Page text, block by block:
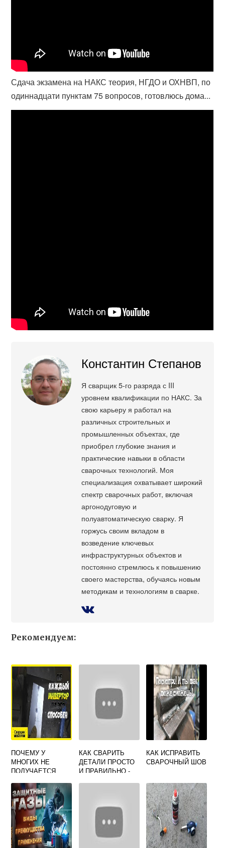
Сдача экзамена на НАКС теория, НГДО и ОХНВП, по
одиннадцати пунктам 75 вопросов, готовлюсь дома...
Константин Степанов
Я сварщик 5-го разряда с III
уровнем квалификации по НАКС. За
свою карьеру я работал на
различных строительных и
промышленных объектах, где
приобрел глубокие знания и
практические навыки в области
сварочных технологий. Моя
специализация охватывает широкий
спектр сварочных работ, включая
аргонодуговую и
полуавтоматическую сварку. Я
горжусь своим вкладом в
возведение ключевых
инфраструктурных объектов и
постоянно стремлюсь к повышению
своего мастерства, обучаясь новым
методикам и технологиям в сварке.
Рекомендуем:
ПОЧЕМУ У
МНОГИХ НЕ
ПОЛУЧАЕТСЯ
МЕТАЛЛ 0,5 ММ
ЭЛЕКТРОДОМ
КАК СВАРИТЬ
ДЕТАЛИ ПРОСТО
И ПРАВИЛЬНО -
КАК ИСПРАВИТЬ
СВАРОЧНЫЙ ШОВ